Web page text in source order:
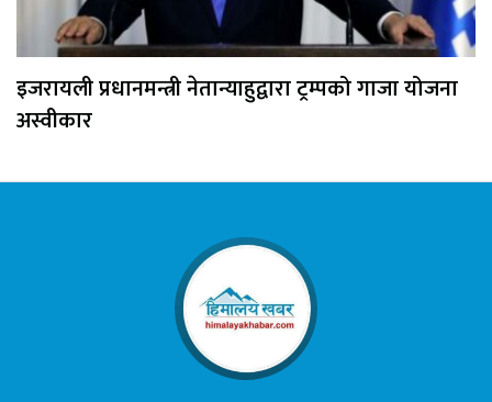
इजरायली प्रधानमन्त्री नेतान्याहुद्वारा ट्रम्पको गाजा योजना
अस्वीकार